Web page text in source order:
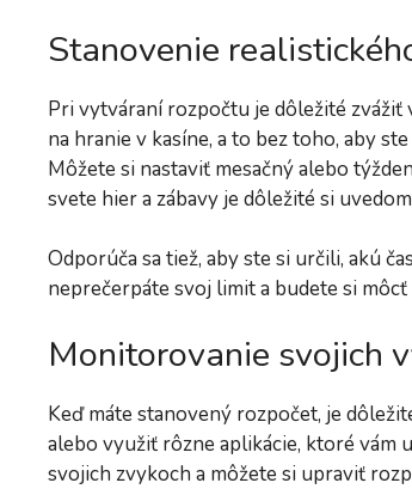
Stanovenie
Pri vytváraní rozpočtu je dôležité
na hranie v kasíne, a to bez toho, aby
Môžete si nastaviť mesačný alebo
svete hier a zábavy je dôležité si
Odporúča sa tiež, aby ste si určili, akú
neprečerpáte svoj limit a budete si
Monitorovanie svojich
Keď máte stanovený rozpočet, je
alebo využiť rôzne aplikácie, ktoré vám
svojich zvykoch a môžete si upraviť